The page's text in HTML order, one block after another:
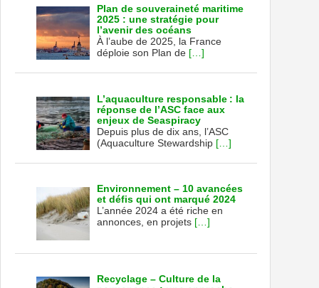
Plan de souveraineté maritime
2025 : une stratégie pour
l’avenir des océans
À l’aube de 2025, la France
déploie son Plan de […]
L’aquaculture responsable : la
réponse de l’ASC face aux
enjeux de Seaspiracy
Depuis plus de dix ans, l’ASC
(Aquaculture Stewardship […]
Environnement – 10 avancées
et défis qui ont marqué 2024
L’année 2024 a été riche en
annonces, en projets […]
Recyclage – Culture de la